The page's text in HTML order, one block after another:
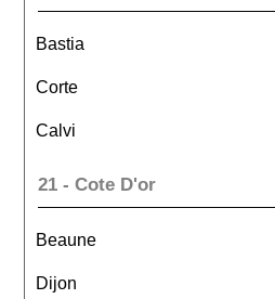
Bastia
Corte
Calvi
21 - Cote D'or
Beaune
Dijon